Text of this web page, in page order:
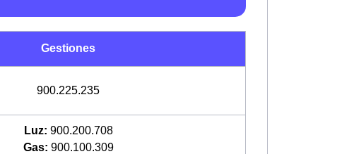
Gestiones
900.225.235
Luz: 900.200.708
Gas: 900.100.309